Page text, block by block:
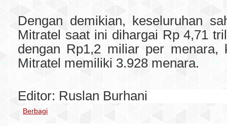
Dengan demikian, keseluruhan
Mitratel saat ini dihargai Rp 4,71
dengan Rp1,2 miliar per menara,
Mitratel memiliki 3.928 menara.
Editor: Ruslan Burhani
Berbagi